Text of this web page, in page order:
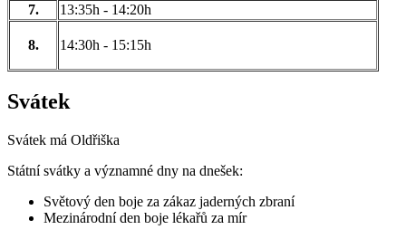
7. 13:35h - 14:20h
8. 14:30h - 15:15h
Svátek
Svátek má Oldřiška
Státní svátky a významné dny na dnešek:
Světový den boje za zákaz jaderných zbraní
Mezinárodní den boje lékařů za mír